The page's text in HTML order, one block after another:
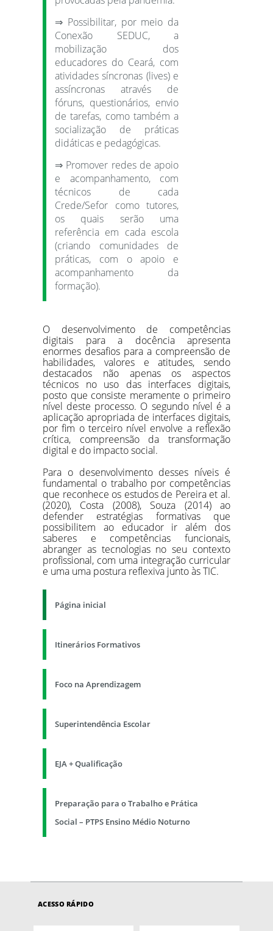
⇒ Possibilitar, por meio da
Conexão SEDUC, a
mobilização dos
educadores do Ceará, com
atividades síncronas (lives) e
assíncronas através de
fóruns, questionários, envio
de tarefas, como também a
socialização de práticas
didáticas e pedagógicas.
⇒ Promover redes de apoio
e acompanhamento, com
técnicos de cada
Crede/Sefor como tutores,
os quais serão uma
referência em cada escola
(criando comunidades de
práticas, com o apoio e
acompanhamento da
formação).
O desenvolvimento de competências
digitais para a docência apresenta
enormes desafios para a compreensão de
habilidades, valores e atitudes, sendo
destacados não apenas os aspectos
técnicos no uso das interfaces digitais,
posto que consiste meramente o primeiro
nível deste processo. O segundo nível é a
aplicação apropriada de interfaces digitais,
por fim o terceiro nível envolve a reflexão
crítica, compreensão da transformação
digital e do impacto social.
Para o desenvolvimento desses níveis é
fundamental o trabalho por competências
que reconhece os estudos de Pereira et al.
(2020), Costa (2008), Souza (2014) ao
defender estratégias formativas que
possibilitem ao educador ir além dos
saberes e competências funcionais,
abranger as tecnologias no seu contexto
profissional, com uma integração curricular
e uma uma postura reflexiva junto às TIC.
Página inicial
Itinerários Formativos
Foco na Aprendizagem
Superintendência Escolar
EJA + Qualificação
Preparação para o Trabalho e Prática
Social – PTPS Ensino Médio Noturno
ACESSO RÁPIDO